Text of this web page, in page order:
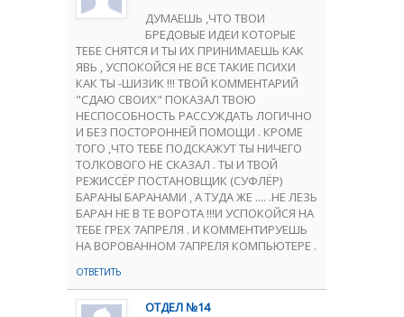
ДУМАЕШЬ ,ЧТО ТВОИ
БРЕДОВЫЕ ИДЕИ КОТОРЫЕ
ТЕБЕ СНЯТСЯ И ТЫ ИХ ПРИНИМАЕШЬ КАК
ЯВЬ , УСПОКОЙСЯ НЕ ВСЕ ТАКИЕ ПСИХИ
КАК ТЫ -ШИЗИК !!! ТВОЙ КОММЕНТАРИЙ
"СДАЮ СВОИХ" ПОКАЗАЛ ТВОЮ
НЕСПОСОБНОСТЬ РАССУЖДАТЬ ЛОГИЧНО
И БЕЗ ПОСТОРОННЕЙ ПОМОЩИ . КРОМЕ
ТОГО ,ЧТО ТЕБЕ ПОДСКАЖУТ ТЫ НИЧЕГО
ТОЛКОВОГО НЕ СКАЗАЛ . ТЫ И ТВОЙ
РЕЖИССЁР ПОСТАНОВЩИК (СУФЛЁР)
БАРАНЫ БАРАНАМИ , А ТУДА ЖЕ .... .НЕ ЛЕЗЬ
БАРАН НЕ В ТЕ ВОРОТА !!!И УСПОКОЙСЯ НА
ТЕБЕ ГРЕХ 7АПРЕЛЯ . И КОММЕНТИРУЕШЬ
НА ВОРОВАННОМ 7АПРЕЛЯ КОМПЬЮТЕРЕ .
ОТВЕТИТЬ
ОТДЕЛ №14